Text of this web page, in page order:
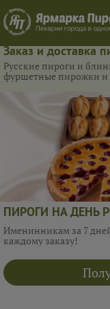
Заказ и доставка
Русские пироги и
фуршетные пирожки и
ПИРОГИ НА ДЕНЬ
Именинникам за 7
каждому заказу!